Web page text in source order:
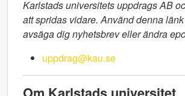
Karlstads universitets uppdrags AB
att spridas vidare. Använd denna
avsäga dig nyhetsbrev eller ändra
uppdrag@kau.se